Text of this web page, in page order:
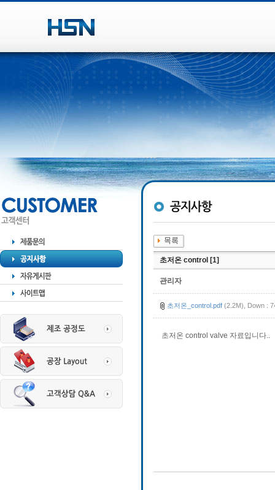
초저온 control [1]
관리자
초저온_control.pdf (2.2M), Down :
초저온 control valve 자료입니다..